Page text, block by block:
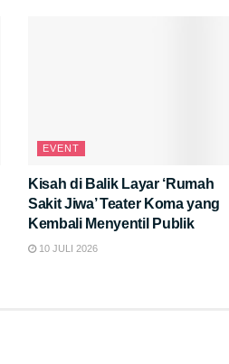
EVENT
Kisah di Balik Layar ‘Rumah
Sakit Jiwa’ Teater Koma yang
Kembali Menyentil Publik
10 JULI 2026